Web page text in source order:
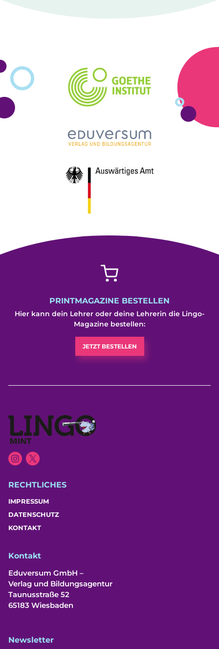
PRINTMAGAZINE BESTELLEN
Hier kann dein Lehrer oder deine Lehrerin die Lingo-
Magazine bestellen:
JETZT BESTELLEN
RECHTLICHES
IMPRESSUM
DATENSCHUTZ
KONTAKT
Kontakt
Eduversum GmbH –
Verlag und Bildungsagentur
Taunusstraße 52
65183 Wiesbaden
Newsletter